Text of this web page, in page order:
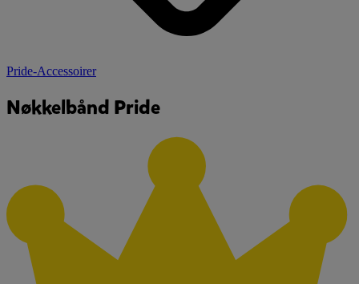
Pride-Accessoirer
Nøkkelbånd Pride